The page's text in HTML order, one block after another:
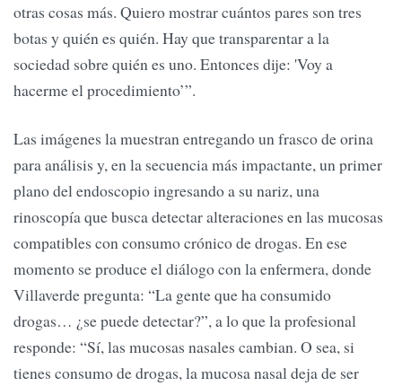
otras cosas más. Quiero mostrar cuántos pares son tres
botas y quién es quién. Hay que transparentar a la
sociedad sobre quién es uno. Entonces dije: 'Voy a
hacerme el procedimiento’”.
Las imágenes la muestran entregando un frasco de orina
para análisis y, en la secuencia más impactante, un primer
plano del endoscopio ingresando a su nariz, una
rinoscopía que busca detectar alteraciones en las mucosas
compatibles con consumo crónico de drogas. En ese
momento se produce el diálogo con la enfermera, donde
Villaverde pregunta: “La gente que ha consumido
drogas… ¿se puede detectar?”, a lo que la profesional
responde: “Sí, las mucosas nasales cambian. O sea, si
tienes consumo de drogas, la mucosa nasal deja de ser